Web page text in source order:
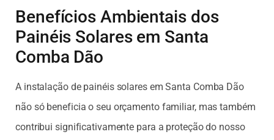
Benefícios Ambientais dos
Painéis Solares em Santa
Comba Dão
A instalação de painéis solares em Santa Comba Dão
não só beneficia o seu orçamento familiar, mas também
contribui significativamente para a proteção do nosso